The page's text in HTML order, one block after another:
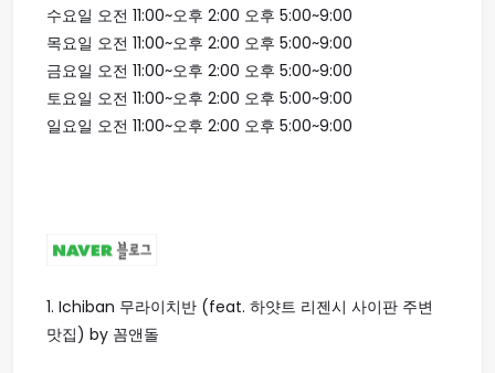
수요일 오전 11:00~오후 2:00 오후 5:00~9:00
목요일 오전 11:00~오후 2:00 오후 5:00~9:00
금요일 오전 11:00~오후 2:00 오후 5:00~9:00
토요일 오전 11:00~오후 2:00 오후 5:00~9:00
일요일 오전 11:00~오후 2:00 오후 5:00~9:00
1. Ichiban 무라이치반 (feat. 하얏트 리젠시 사이판 주변
맛집) by 꼼앤돌